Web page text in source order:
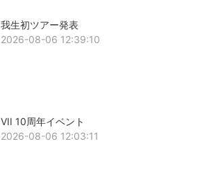
我生初ツアー発表
2026-08-06 12:39:10
VII 10周年イベント
2026-08-06 12:03:11